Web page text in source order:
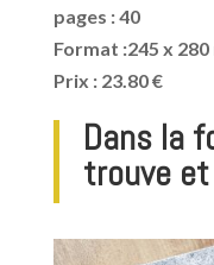
pages : 40
Format :245 x 280
Prix : 23.80 €
Dans la
trouve